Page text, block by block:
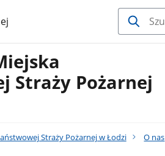
Straży Pożarnej
Straży Pożarnej w Łodzi O nas